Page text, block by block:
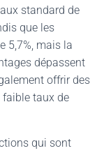
standard de
que les
5,7%, mais la
dépassent
offrir des
taux de
qui sont